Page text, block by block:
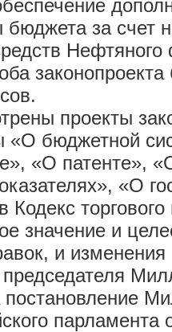
за счет
проекты
«О бюджетной
«О патенте»,
«О
торгового
значение и
и
председателя
постановление
парламента